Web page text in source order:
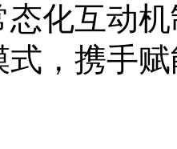
态化互动
式，携手